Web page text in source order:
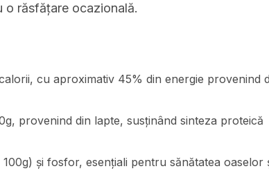
o răsfățare ocazională.
cu aproximativ 45% din energie provenind
provenind din lapte, susținând sinteza proteică
și fosfor, esențiali pentru sănătatea oaselor